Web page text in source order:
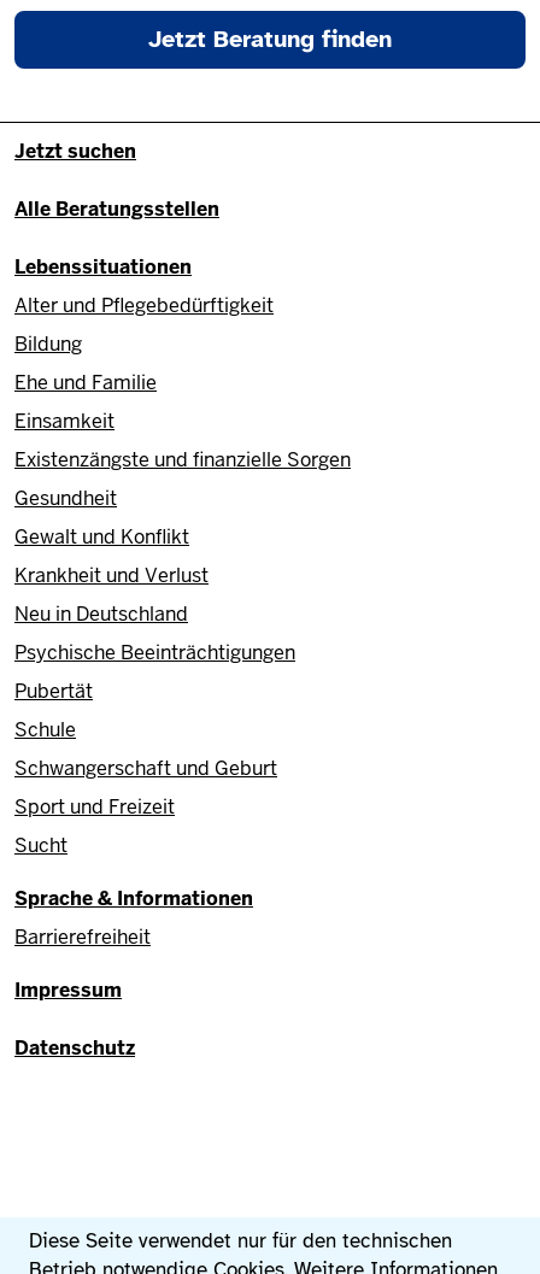
Datenschutzeinstellungen
Diese Seite verwendet nur für den technischen
Jetzt Beratung finden
Fußzeile - Hauptnavigation/
Jetzt suchen
Alle Beratungsstellen
Lebenssituationen
Alter und Pflegebedürftigkeit
Bildung
Ehe und Familie
Einsamkeit
Existenzängste und finanzielle Sorgen
Gesundheit
Gewalt und Konflikt
Krankheit und Verlust
Neu in Deutschland
Psychische Beeinträchtigungen
Pubertät
Schule
Schwangerschaft und Geburt
Sport und Freizeit
Sucht
Sprache & Informationen
Barrierefreiheit
Fußzeile
Impressum
Datenschutz